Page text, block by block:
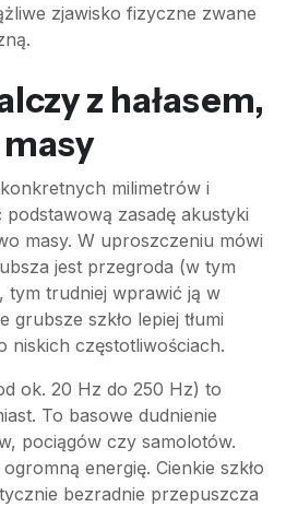
zjawisko fizyczne zwane
z hałasem,
milimetrów i
zasadę akustyki
masy. W uproszczeniu mówi
jest przegroda (w tym
tym trudniej wprawić ją w
grubsze szkło lepiej tłumi
niskich częstotliwościach.
ok. 20 Hz do 250 Hz) to
To basowe dudnienie
pociągów czy samolotów.
ogromną energię. Cienkie szkło
bezradnie przepuszcza